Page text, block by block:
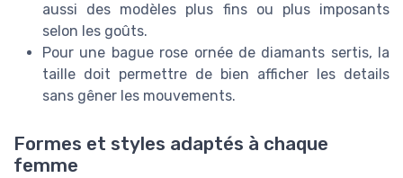
aussi des modèles plus fins ou plus imposants
selon les goûts.
Pour une bague rose ornée de diamants sertis, la
taille doit permettre de bien afficher les details
sans gêner les mouvements.
Formes et styles adaptés à chaque
femme